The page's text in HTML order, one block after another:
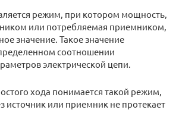
режим, при котором мощность,
или потребляемая приемником,
значение. Такое значение
соотношении
электрической цепи.
хода понимается такой режим,
источник или приемник не протекает